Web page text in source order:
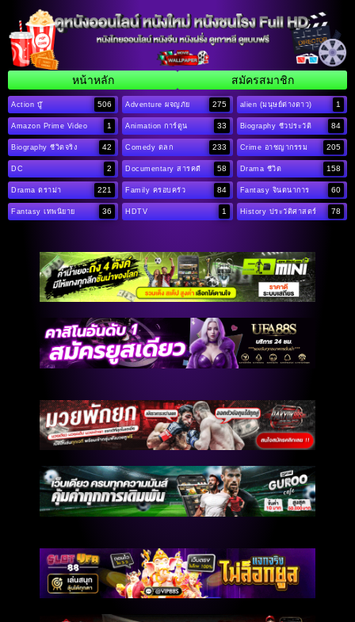
หน้าหลัก สมัครสมาชิก
Action บู๊ 506 Adventure ผจญภัย 275 alien (มนุษย์ต่างดาว) 1
Amazon Prime Video 1 Animation การ์ตูน 33 Biography ชีวประวัติ 84
Biography ชีวิตจริง 42 Comedy ตลก 233 Crime อาชญากรรม 205
DC 2 Documentary สารคดี 58 Drama ชีวิต 158
Drama ดราม่า 221 Family ครอบครัว 84 Fantasy จินตนาการ 60
Fantasy เทพนิยาย 36 HDTV 1 History ประวัติศาสตร์ 78